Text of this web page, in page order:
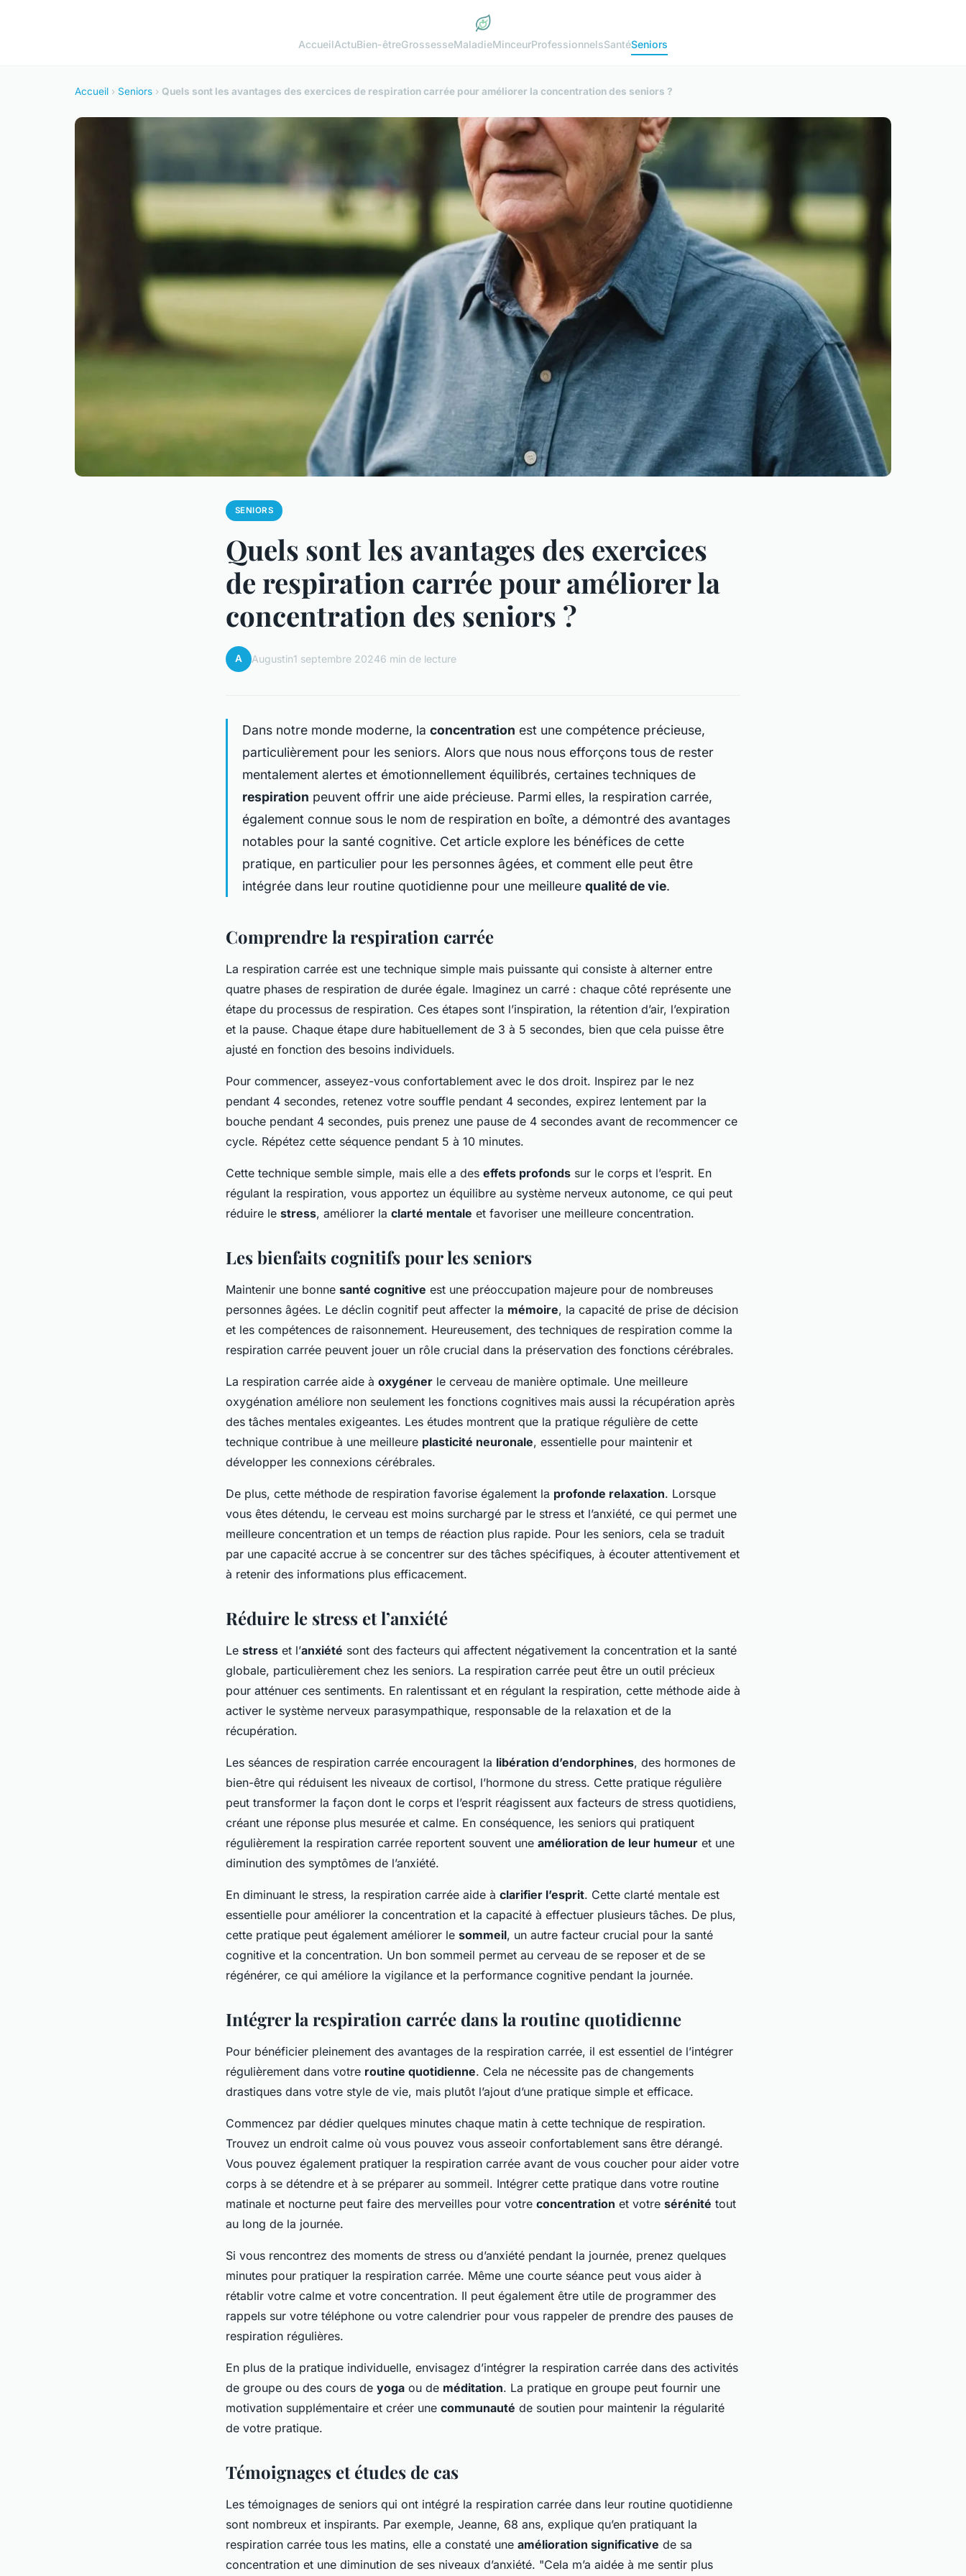
AccueilActuBien-êtreGrossesseMaladieMinceurProfessionnelsSantéSeniors
Accueil › Seniors › Quels sont les avantages des exercices de respiration carrée pour améliorer la concentration des seniors ?
SENIORS
Quels sont les avantages des exercices
de respiration carrée pour améliorer la
concentration des seniors ?
A Augustin1 septembre 20246 min de lecture
Dans notre monde moderne, la concentration est une compétence précieuse,
particulièrement pour les seniors. Alors que nous nous efforçons tous de rester
mentalement alertes et émotionnellement équilibrés, certaines techniques de
respiration peuvent offrir une aide précieuse. Parmi elles, la respiration carrée,
également connue sous le nom de respiration en boîte, a démontré des avantages
notables pour la santé cognitive. Cet article explore les bénéfices de cette
pratique, en particulier pour les personnes âgées, et comment elle peut être
intégrée dans leur routine quotidienne pour une meilleure qualité de vie.
Comprendre la respiration carrée
La respiration carrée est une technique simple mais puissante qui consiste à alterner entre
quatre phases de respiration de durée égale. Imaginez un carré : chaque côté représente une
étape du processus de respiration. Ces étapes sont l’inspiration, la rétention d’air, l’expiration
et la pause. Chaque étape dure habituellement de 3 à 5 secondes, bien que cela puisse être
ajusté en fonction des besoins individuels.
Pour commencer, asseyez-vous confortablement avec le dos droit. Inspirez par le nez
pendant 4 secondes, retenez votre souffle pendant 4 secondes, expirez lentement par la
bouche pendant 4 secondes, puis prenez une pause de 4 secondes avant de recommencer ce
cycle. Répétez cette séquence pendant 5 à 10 minutes.
Cette technique semble simple, mais elle a des effets profonds sur le corps et l’esprit. En
régulant la respiration, vous apportez un équilibre au système nerveux autonome, ce qui peut
réduire le stress, améliorer la clarté mentale et favoriser une meilleure concentration.
Les bienfaits cognitifs pour les seniors
Maintenir une bonne santé cognitive est une préoccupation majeure pour de nombreuses
personnes âgées. Le déclin cognitif peut affecter la mémoire, la capacité de prise de décision
et les compétences de raisonnement. Heureusement, des techniques de respiration comme la
respiration carrée peuvent jouer un rôle crucial dans la préservation des fonctions cérébrales.
La respiration carrée aide à oxygéner le cerveau de manière optimale. Une meilleure
oxygénation améliore non seulement les fonctions cognitives mais aussi la récupération après
des tâches mentales exigeantes. Les études montrent que la pratique régulière de cette
technique contribue à une meilleure plasticité neuronale, essentielle pour maintenir et
développer les connexions cérébrales.
De plus, cette méthode de respiration favorise également la profonde relaxation. Lorsque
vous êtes détendu, le cerveau est moins surchargé par le stress et l’anxiété, ce qui permet une
meilleure concentration et un temps de réaction plus rapide. Pour les seniors, cela se traduit
par une capacité accrue à se concentrer sur des tâches spécifiques, à écouter attentivement et
à retenir des informations plus efficacement.
Réduire le stress et l’anxiété
Le stress et l’anxiété sont des facteurs qui affectent négativement la concentration et la santé
globale, particulièrement chez les seniors. La respiration carrée peut être un outil précieux
pour atténuer ces sentiments. En ralentissant et en régulant la respiration, cette méthode aide à
activer le système nerveux parasympathique, responsable de la relaxation et de la
récupération.
Les séances de respiration carrée encouragent la libération d’endorphines, des hormones de
bien-être qui réduisent les niveaux de cortisol, l’hormone du stress. Cette pratique régulière
peut transformer la façon dont le corps et l’esprit réagissent aux facteurs de stress quotidiens,
créant une réponse plus mesurée et calme. En conséquence, les seniors qui pratiquent
régulièrement la respiration carrée reportent souvent une amélioration de leur humeur et une
diminution des symptômes de l’anxiété.
En diminuant le stress, la respiration carrée aide à clarifier l’esprit. Cette clarté mentale est
essentielle pour améliorer la concentration et la capacité à effectuer plusieurs tâches. De plus,
cette pratique peut également améliorer le sommeil, un autre facteur crucial pour la santé
cognitive et la concentration. Un bon sommeil permet au cerveau de se reposer et de se
régénérer, ce qui améliore la vigilance et la performance cognitive pendant la journée.
Intégrer la respiration carrée dans la routine quotidienne
Pour bénéficier pleinement des avantages de la respiration carrée, il est essentiel de l’intégrer
régulièrement dans votre routine quotidienne. Cela ne nécessite pas de changements
drastiques dans votre style de vie, mais plutôt l’ajout d’une pratique simple et efficace.
Commencez par dédier quelques minutes chaque matin à cette technique de respiration.
Trouvez un endroit calme où vous pouvez vous asseoir confortablement sans être dérangé.
Vous pouvez également pratiquer la respiration carrée avant de vous coucher pour aider votre
corps à se détendre et à se préparer au sommeil. Intégrer cette pratique dans votre routine
matinale et nocturne peut faire des merveilles pour votre concentration et votre sérénité tout
au long de la journée.
Si vous rencontrez des moments de stress ou d’anxiété pendant la journée, prenez quelques
minutes pour pratiquer la respiration carrée. Même une courte séance peut vous aider à
rétablir votre calme et votre concentration. Il peut également être utile de programmer des
rappels sur votre téléphone ou votre calendrier pour vous rappeler de prendre des pauses de
respiration régulières.
En plus de la pratique individuelle, envisagez d’intégrer la respiration carrée dans des activités
de groupe ou des cours de yoga ou de méditation. La pratique en groupe peut fournir une
motivation supplémentaire et créer une communauté de soutien pour maintenir la régularité
de votre pratique.
Témoignages et études de cas
Les témoignages de seniors qui ont intégré la respiration carrée dans leur routine quotidienne
sont nombreux et inspirants. Par exemple, Jeanne, 68 ans, explique qu’en pratiquant la
respiration carrée tous les matins, elle a constaté une amélioration significative de sa
concentration et une diminution de ses niveaux d’anxiété. "Cela m’a aidée à me sentir plus